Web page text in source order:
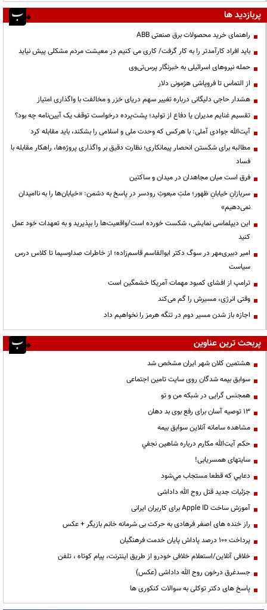
پربازدید ها
راهنمای خرید محصولات برق صنعتی ABB
باید افراد کارآمدتر را به کار گرفت/ کاری می کنیم در معیشت مردم مشکلی پیش نیاید
حمله نیروهای اسرائیلی به خبرنگار پرس‌تی‌وی
از التماس تا فروپاشی هژمونی دلار
هشدار حاجی دلیگانی درباره تغییر سهم دریای خزر و مخالفت با واگذاری امتیاز
تقسیم غنایم مدیران یا دفاع از تولید؛ پشت‌پرده درخواست توقف یک آیین‌نامه چه بود؟
آیت‌الله جوادی آملی: با هرکس که وحدت ملی و اسلامی را بشکند، باید مقابله کرد
مطالبه برای شکستن انحصار پیمانکاری؛ نظارت دقیق بر واگذاری پروژه‌ها، راهکار مقابله با
فساد
فرق است میان مجاهدان در میدان و ساکتین
سربازانِ خیابانِ ظهور؛ ملتِ مبعوثِ رودسر در پاسخ به دشمن: «خیابان‌ها را به ناامیدان
نمی‌دهیم»
این دیپلماسی نمایشی، شکست خورده است/واقعیت‌ها را بپذیرید و به تعهدات خود عمل
کنید
امیر دبیری‌مهر در سوگ دکتر ابوالقاسم قاسم‌زاده؛ از خاطرات صداوسیما تا کلاس درس
سیاست
ترامپ از افشای کمبود مهمات آمریکا خشمگین است
وقتی انرژی، مسیرش را گم می‌کند
اجازه باز شدن مسیر دوم در تنگه هرمز را نخواهیم داد
پربحث ترین عناوین
هشتمین کلان شهر ایران مشخص شد
سوابق بیمه شدگان روی سایت تامین اجتماعی
همجنس گرایی در شبکه من و تو
13 توصیه آسان برای رفع بوی بد دهان
مشاهده سامانه آنلاين سوابق بیمه
حكم آيت‌الله مكارم درباره شاهين نجفي
سایتهای همسریابی!
دعايي كه قطعا مستجاب مي‌شود
جزئیات جدید قتل روح الله داداشی
آموزش ساخت Apple ID برای کاربران ایرانی
راز خنده های اصغر فرهادی به حرکت بی شرمانه خانم بازیگر + عکس
پرداخت ۱۰۰ درصد پاداش پایان خدمت فرهنگیان
خلافی آنلاین/استعلام خلافی خودرو از طریق اینترنت، پیام کوتاه ، تلفن
جسدغرق درخون روح الله داداشی (عکس)
پاسخ های دکتر توکلی به سوالات کنکوری ها